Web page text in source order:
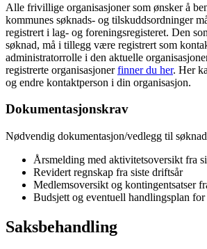
Alle frivillige organisasjoner som ønsker å
kommunes søknads- og tilskuddsordninger
registrert i lag- og foreningsregisteret. Den
søknad, må i tillegg være registrert som
administratorrolle i den aktuelle
registrerte organisasjonerfinner du her. Her
og endre kontaktperson i din organisasjon.
Dokumentasjonskrav
Nødvendig dokumentasjon/vedlegg til
Årsmelding med aktivitetsoversikt fra
Revidert regnskap fra siste driftsår
Medlemsoversikt og kontingentsatser
Budsjett og eventuell handlingsplan for
Saksbehandling